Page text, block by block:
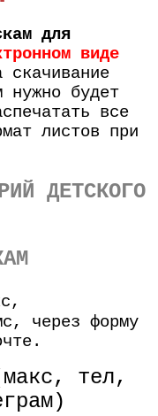
для
виде
скачивание
нужно будет
все
листов при
ДЕТСКОГО
через форму
тел,